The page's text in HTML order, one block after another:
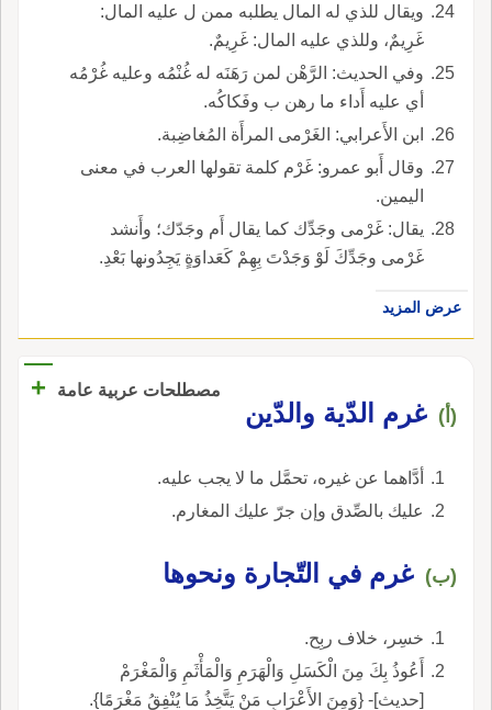
ويقال للذي له المال يطلبه ممن ل عليه المال:
غَرِيمٌ، وللذي عليه المال: غَرِيمٌ.
وفي الحديث: الرَّهْن لمن رَهَنَه له غُنْمُه وعليه غُرْمُه
أي عليه أَداء ما رهن ب وفَكاكُه.
ابن الأَعرابي: الغَرْمى المرأَة المُغاضِبة.
وقال أَبو عمرو: غَرْم كلمة تقولها العرب في معنى
اليمين.
يقال: غَرْمى وجَدِّك كما يقال أَم وجَدّك؛ وأَنشد
غَرْمى وجَدِّكَ لَوْ وَجَدْتَ بِهِمْ كَعَداوَةٍ يَجِدُونها بَعْدِ.
عرض المزيد
مصطلحات عربية عامة +
(أ) غرم الدّية والدّين
أدَّاهما عن غيره، تحمَّل ما لا يجب عليه.
عليك بالصِّدق وإن جرّ عليك المغارم.
(ب) غرم في التّجارة ونحوها
خسِر، خلاف ربِح.
أَعُوذُ بِكَ مِنَ الْكَسَلِ وَالْهَرَمِ وَالْمَأْثَمِ وَالْمَغْرَمْ
[حديث]- {وَمِنَ الأَعْرَابِ مَنْ يَتَّخِذُ مَا يُنْفِقُ مَغْرَمًا}.